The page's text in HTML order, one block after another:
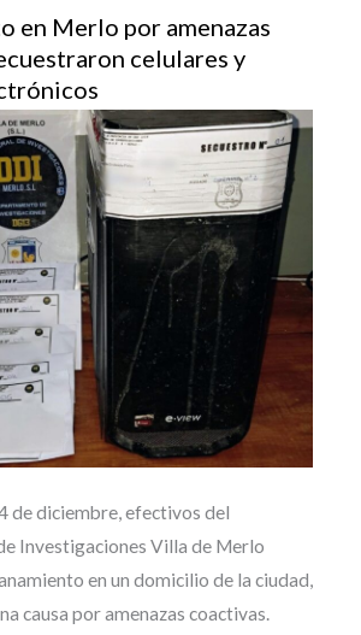
en Merlo por amenazas
celulares y
de diciembre, efectivos del
Investigaciones Villa de Merlo
en un domicilio de la ciudad,
causa por amenazas coactivas.